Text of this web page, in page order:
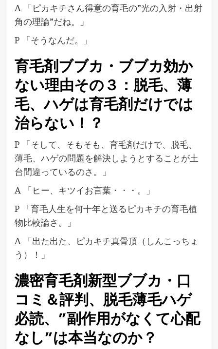
A 「ピカキチさん得意の育毛の”光の入射・出射
角の理論”だね。」
P 「そうなんだ。」
育毛剤ブブカ・ブブカ効か
ない理由その３：脱毛、薄
毛、ハゲは育毛剤だけでは
治らない！？
P 「そして、そもそも、育毛剤だけで、脱毛、
薄毛、ハゲの問題を解決しようとすることが土
台間違っているのさ。」
A 「ヒー、キツイお言葉・・・。」
P 「育毛人生を何十年と送るピカキチの育毛植
物比較論さ。」
A 「出た出た、ピカキチ真骨頂（しんこっちょ
う）！」
濃密育毛剤新型ブブカ・口
コミ＆評判、脱毛薄毛ハゲ
必読、”副作用がなくて心配
なし”は本当なのか？